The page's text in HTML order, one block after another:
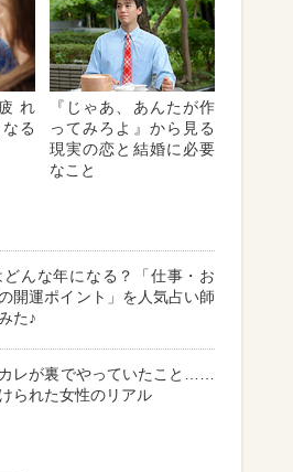
れ
る
『じゃあ、あんたが作
ってみろよ』から見る
現実の恋と結婚に必要
なこと
どんな年になる？「仕事・お
開運ポイント」を人気占い師
た♪
レが裏でやっていたこと……
られた女性のリアル